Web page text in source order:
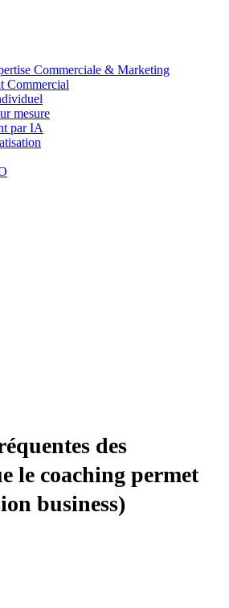
Commerciale & Marketing
Commercial
mesure
par IA
des
le coaching permet
business)